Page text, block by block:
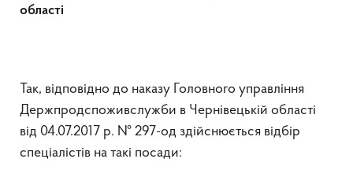
області
Так, відповідно до наказу Головного управління
Держпродспоживслужби в Чернівецькій області
від 04.07.2017 р. № 297-од здійснюється відбір
спеціалістів на такі посади: